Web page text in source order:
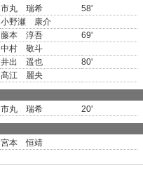
市丸 瑞希
58'
小野瀬 康介
藤本 淳吾
69'
中村 敬斗
井出 遥也
80'
髙江 麗央
市丸 瑞希
20'
宮本 恒靖